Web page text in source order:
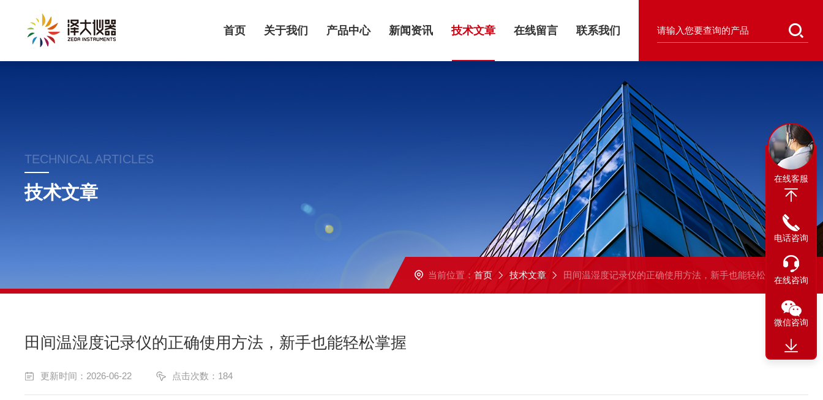
首页 关于我们 产品中心 新闻资讯 技术文章 在线留言 联系我们
TECHNICAL ARTICLES
技术文章
当前位置： 首页 技术文章 田间温湿度记录仪的正确使用方法，新手也能轻松掌握
田间温湿度记录仪的正确使用方法，新手也能轻松掌握
更新时间：2026-06-22 点击次数：184
在线客服
电话咨询
在线咨询
微信咨询